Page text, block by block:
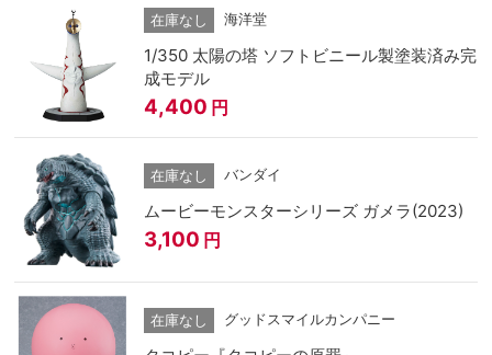
在庫なし 海洋堂
1/350 太陽の塔 ソフトビニール製塗装済み完
成モデル
4,400 円
在庫なし バンダイ
ムービーモンスターシリーズ ガメラ(2023)
3,100 円
在庫なし グッドスマイルカンパニー